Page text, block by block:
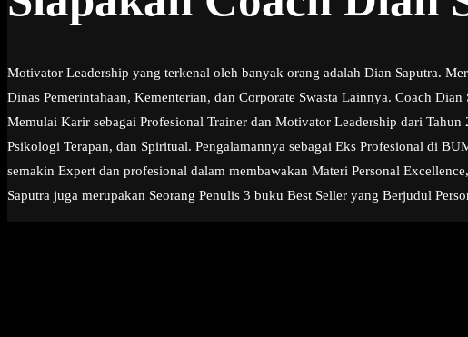
Motivator Leadership yang terkenal oleh banyak orang adalah Dian Saputra.
Dinas Pemerintahaan, Kementerian, dan Corporate Swasta Lainnya. Coach
Memulai Karir sebagai Profesional Trainer dan Motivator Leadership dari
Psikologi Terapan, dan Spiritual. Pengalamannya sebagai Eks Profesional di
semakin Expert dan profesional dalam membawakan Materi Personal
Saputra juga merupakan Seorang Penulis 3 buku Best Seller yang Berjudul